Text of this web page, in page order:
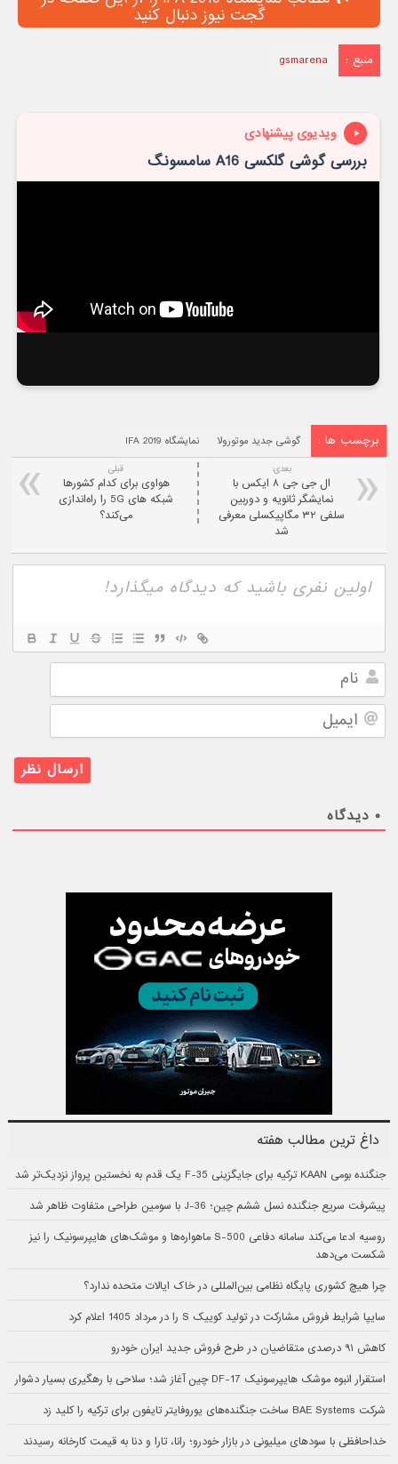
گجت نیوز دنبال کنید
منبع : gsmarena
ویدیوی پیشنهادی
بررسی گوشی گلکسی A16 سامسونگ
برچسب ها : گوشی جدید موتورولا نمایشگاه IFA 2019
قبلی
هواوی برای کدام کشورها
شبکه های 5G را راه‌اندازی
می‌کند؟
بعدی:
ال جی جی ۸ ایکس با
نمایشگر ثانویه و دوربین
سلفی ۳۲ مگاپیکسلی معرفی
شد
نام
ایمیل
۰ دیدگاه
داغ ترین مطالب هفته
جنگنده بومی KAAN ترکیه برای جایگزینی F-35 یک قدم به نخستین پرواز نزدیک‌تر شد
پیشرفت سریع جنگنده نسل ششم چین؛ J-36 با سومین طراحی متفاوت ظاهر شد
روسیه ادعا می‌کند سامانه دفاعی S-500 ماهواره‌ها و موشک‌های هایپرسونیک را نیز
شکست می‌دهد
چرا هیچ کشوری پایگاه نظامی بین‌المللی در خاک ایالات متحده ندارد؟
سایپا شرایط فروش مشارکت در تولید کوییک S را در مرداد 1405 اعلام کرد
کاهش ۹۱ درصدی متقاضیان در طرح فروش جدید ایران خودرو
استقرار انبوه موشک هایپرسونیک DF-17 چین آغاز شد؛ سلاحی با رهگیری بسیار دشوار
شرکت BAE Systems ساخت جنگنده‌های یوروفایتر تایفون برای ترکیه را کلید زد
خداحافظی با سودهای میلیونی در بازار خودرو؛ رانا، تارا و دنا به قیمت کارخانه رسیدند